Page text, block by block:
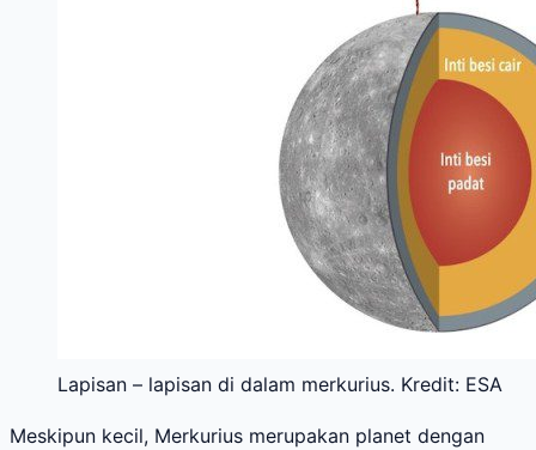
Lapisan – lapisan di dalam merkurius. Kredit: ESA
Meskipun kecil, Merkurius merupakan planet dengan